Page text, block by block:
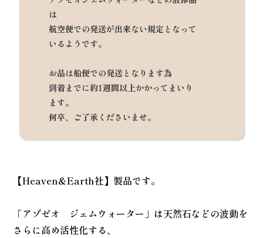
は
航空便での発送が出来ない規定となって
いるようです。
お品は船便での発送となります為
到着までに約1週間以上かかってまいり
ます。
何卒、ご了承くださいませ。
【Heaven&Earth社】製品です。
「アゾゼオ ジェムウォーター」は天然石などの波動を
さらに高め活性化する、